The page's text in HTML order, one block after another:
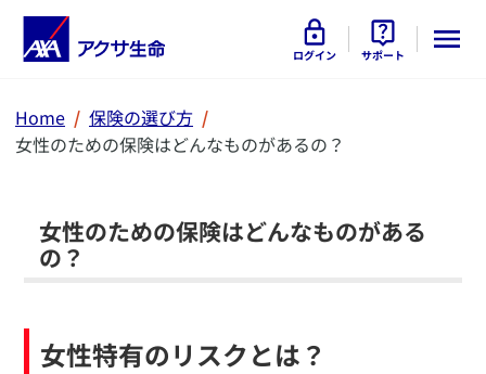
ログイン サポート
Home
保険の選び方
女性のための保険はどんなものがあるの？
女性のための保険はどんなものがある
の？
女性特有のリスクとは？